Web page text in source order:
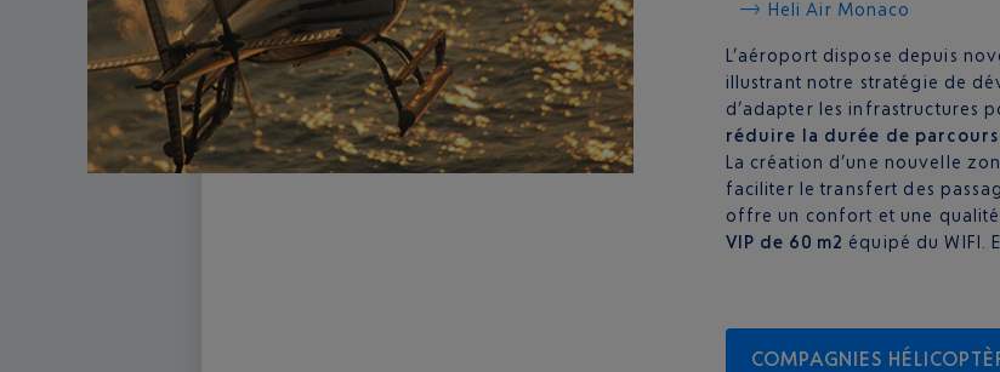
Heli Air Monaco
L’aéroport dispose depuis
illustrant notre stratégie de
d’adapter les infrastructures
réduire la durée de parcours
La création d’une nouvelle
faciliter le transfert des
offre un confort et une
VIP de 60 m2 équipé du WIFI.
COMPAGNIES